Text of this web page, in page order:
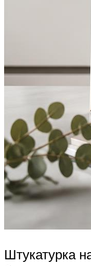
Штукатурка